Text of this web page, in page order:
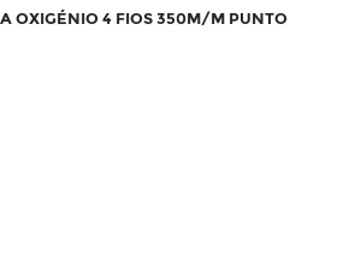
OXIGÉNIO 4 FIOS 350M/M PUNTO